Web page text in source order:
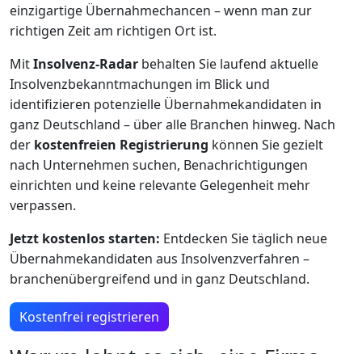
einzigartige Übernahmechancen – wenn man zur
richtigen Zeit am richtigen Ort ist.
MitInsolvenz-Radar behalten Sie laufend aktuelle
Insolvenzbekanntmachungen im Blick und
identifizieren potenzielle Übernahmekandidaten in
ganz Deutschland – über alle Branchen hinweg. Nach
der kostenfreien Registrierung können Sie gezielt
nach Unternehmen suchen, Benachrichtigungen
einrichten und keine relevante Gelegenheit mehr
verpassen.
Jetzt kostenlos starten: Entdecken Sie täglich neue
Übernahmekandidaten aus Insolvenzverfahren –
branchenübergreifend und in ganz Deutschland.
Kostenfrei registrieren